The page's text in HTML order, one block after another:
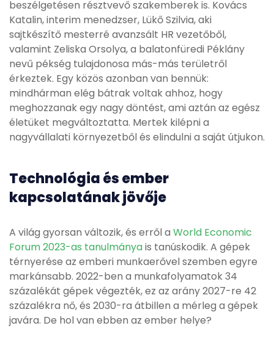
beszélgetésen résztvevő szakemberek is. Kovács
Katalin, interim menedzser, Lükő Szilvia, aki
sajtkészítő mesterré avanzsált HR vezetőből,
valamint Zeliska Orsolya, a balatonfüredi Péklány
nevű pékség tulajdonosa más-más területről
érkeztek. Egy közös azonban van bennük:
mindhárman elég bátrak voltak ahhoz, hogy
meghozzanak egy nagy döntést, ami aztán az egész
életüket megváltoztatta. Mertek kilépni a
nagyvállalati környezetből és elindulni a saját útjukon.
Technológia és ember
kapcsolatának jövője
A világ gyorsan változik, és erről a World Economic
Forum 2023-as tanulmányais tanúskodik. A gépek
térnyerése az emberi munkaerővel szemben egyre
markánsabb. 2022-ben a munkafolyamatok 34
százalékát gépek végezték, ez az arány 2027-re 42
százalékra nő, és 2030-ra átbillen a mérleg a gépek
javára. De hol van ebben az ember helye?